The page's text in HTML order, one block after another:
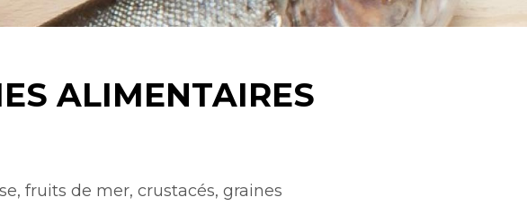
ALIMENTAIRES
fruits de mer, crustacés, graines